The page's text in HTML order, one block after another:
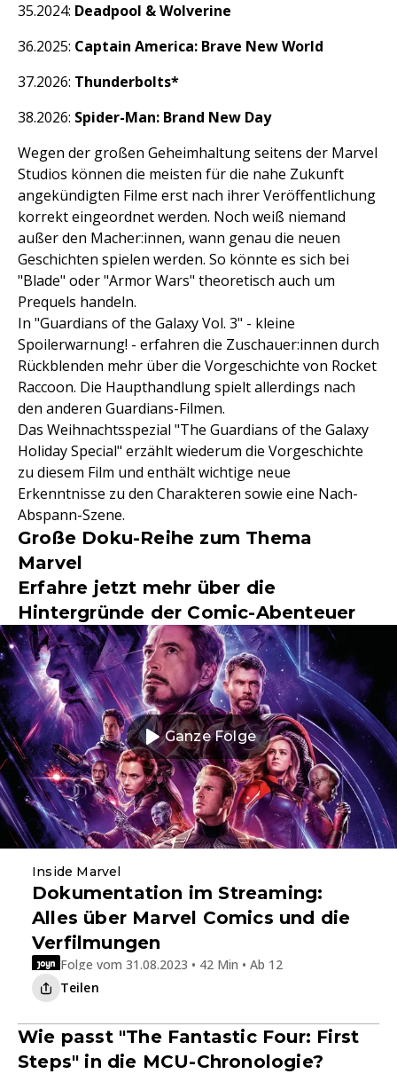
2024: Deadpool & Wolverine
2025: Captain America: Brave New World
2026: Thunderbolts*
2026: Spider-Man: Brand New Day
Wegen der großen Geheimhaltung seitens der Marvel
Studios können die meisten für die nahe Zukunft
angekündigten Filme erst nach ihrer Veröffentlichung
korrekt eingeordnet werden. Noch weiß niemand
außer den Macher:innen, wann genau die neuen
Geschichten spielen werden. So könnte es sich bei
"Blade" oder "Armor Wars" theoretisch auch um
Prequels handeln.
In "Guardians of the Galaxy Vol. 3" - kleine
Spoilerwarnung! - erfahren die Zuschauer:innen durch
Rückblenden mehr über die Vorgeschichte von Rocket
Raccoon. Die Haupthandlung spielt allerdings nach
den anderen Guardians-Filmen.
Das Weihnachtsspezial "The Guardians of the Galaxy
Holiday Special" erzählt wiederum die Vorgeschichte
zu diesem Film und enthält wichtige neue
Erkenntnisse zu den Charakteren sowie eine Nach-
Abspann-Szene.
Große Doku-Reihe zum Thema
Marvel
Erfahre jetzt mehr über die
Hintergründe der Comic-Abenteuer
Ganze Folge
Inside Marvel
Dokumentation im Streaming:
Alles über Marvel Comics und die
Verfilmungen
Folge vom 31.08.2023 • 42 Min • Ab 12
Teilen
Wie passt "The Fantastic Four: First
Steps" in die MCU-Chronologie?